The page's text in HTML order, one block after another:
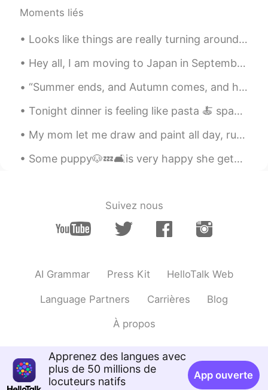
Moments liés
Looks like things are really turning around, thankful for my career, and sometimes with that, I g...
Hey all, I am moving to Japan in September for a little while and know no Japanese at all! 😄 Can ...
“Summer ends, and Autumn comes, and he who would have it otherwise would have high tide always an...
Tonight dinner is feeling like pasta 🍝 spaghetti fusion with Asian twist. Cabbage 🥬 ,shiitake mus...
My mom let me draw and paint all day, run around the neighborhood barefoot, ride a bike by myself...
Some puppy🐶💤🛋️is very happy she gets to sleep in Grandma's cozy chair. Not so happy when she has...
Suivez nous
AI Grammar Press Kit HelloTalk Web
Language Partners Carrières Blog
À propos
Apprenez des langues avec
plus de 50 millions de
locuteurs natifs
App ouverte